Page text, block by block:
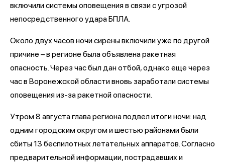
включили системы оповещения в связи с угрозой
непосредственного удара БПЛА.
Около двух часов ночи сирены включили уже по другой
причине – в регионе была объявлена ракетная
опасность. Через час был дан отбой, однако еще через
час в Воронежской области вновь заработали системы
оповещения из-за ракетной опасности.
Утром 8 августа глава региона подвел итоги ночи: над
одним городским округом и шестью районами были
сбиты 13 беспилотных летательных аппаратов. Согласно
предварительной информации, пострадавших и